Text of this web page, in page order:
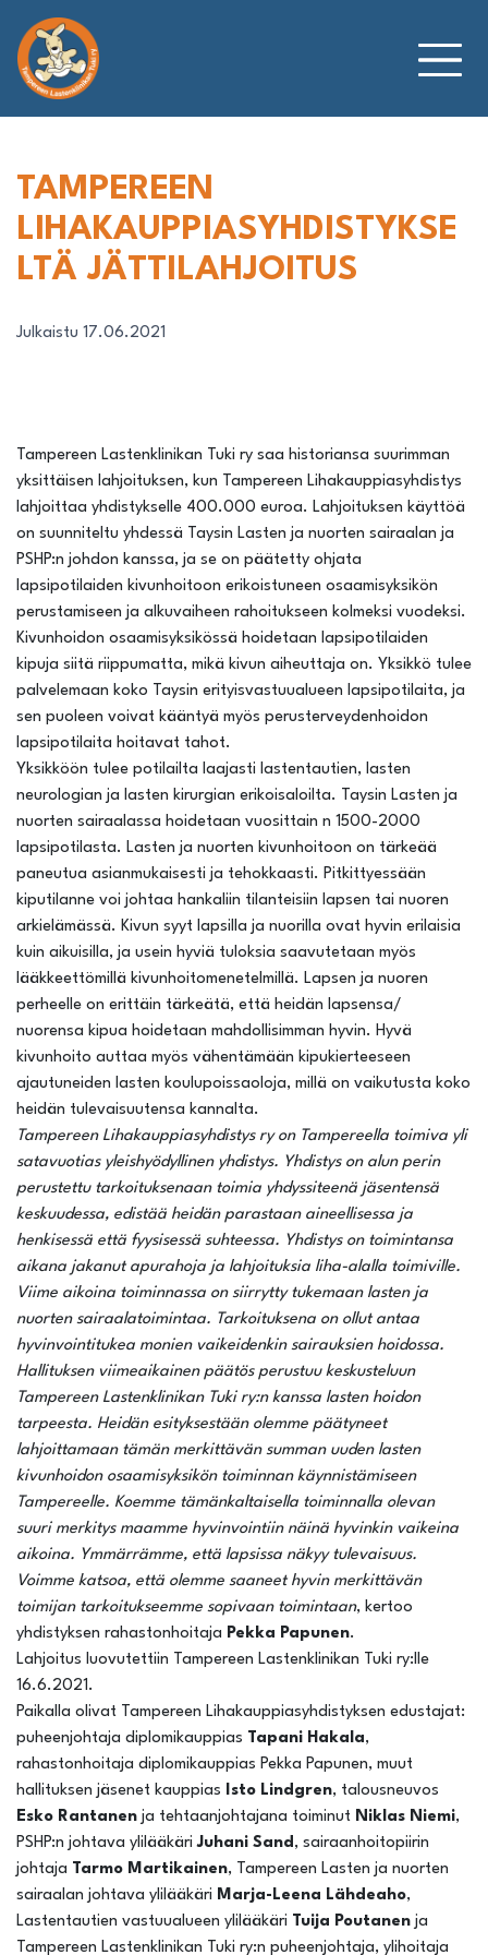
sisältöön
TAMPEREEN
LIHAKAUPPIASYHDISTYKSE
LTÄ JÄTTILAHJOITUS
Julkaistu 17.06.2021
Tampereen Lastenklinikan Tuki ry saa historiansa suurimman
yksittäisen lahjoituksen, kun Tampereen Lihakauppiasyhdistys
lahjoittaa yhdistykselle 400.000 euroa. Lahjoituksen käyttöä
on suunniteltu yhdessä Taysin Lasten ja nuorten sairaalan ja
PSHP:n johdon kanssa, ja se on päätetty ohjata
lapsipotilaiden kivunhoitoon erikoistuneen osaamisyksikön
perustamiseen ja alkuvaiheen rahoitukseen kolmeksi vuodeksi.
Kivunhoidon osaamisyksikössä hoidetaan lapsipotilaiden
kipuja siitä riippumatta, mikä kivun aiheuttaja on. Yksikkö tulee
palvelemaan koko Taysin erityisvastuualueen lapsipotilaita, ja
sen puoleen voivat kääntyä myös perusterveydenhoidon
lapsipotilaita hoitavat tahot.
Yksikköön tulee potilailta laajasti lastentautien, lasten
neurologian ja lasten kirurgian erikoisaloilta. Taysin Lasten ja
nuorten sairaalassa hoidetaan vuosittain n 1500-2000
lapsipotilasta. Lasten ja nuorten kivunhoitoon on tärkeää
paneutua asianmukaisesti ja tehokkaasti. Pitkittyessään
kiputilanne voi johtaa hankaliin tilanteisiin lapsen tai nuoren
arkielämässä. Kivun syyt lapsilla ja nuorilla ovat hyvin erilaisia
kuin aikuisilla, ja usein hyviä tuloksia saavutetaan myös
lääkkeettömillä kivunhoitomenetelmillä. Lapsen ja nuoren
perheelle on erittäin tärkeätä, että heidän lapsensa/
nuorensa kipua hoidetaan mahdollisimman hyvin. Hyvä
kivunhoito auttaa myös vähentämään kipukierteeseen
ajautuneiden lasten koulupoissaoloja, millä on vaikutusta koko
heidän tulevaisuutensa kannalta.
Tampereen Lihakauppiasyhdistys ry on Tampereella toimiva yli
satavuotias yleishyödyllinen yhdistys. Yhdistys on alun perin
perustettu tarkoituksenaan toimia yhdyssiteenä jäsentensä
keskuudessa, edistää heidän parastaan aineellisessa ja
henkisessä että fyysisessä suhteessa. Yhdistys on toimintansa
aikana jakanut apurahoja ja lahjoituksia liha-alalla toimiville.
Viime aikoina toiminnassa on siirrytty tukemaan lasten ja
nuorten sairaalatoimintaa. Tarkoituksena on ollut antaa
hyvinvointitukea monien vaikeidenkin sairauksien hoidossa.
Hallituksen viimeaikainen päätös perustuu keskusteluun
Tampereen Lastenklinikan Tuki ry:n kanssa lasten hoidon
tarpeesta. Heidän esityksestään olemme päätyneet
lahjoittamaan tämän merkittävän summan uuden lasten
kivunhoidon osaamisyksikön toiminnan käynnistämiseen
Tampereelle. Koemme tämänkaltaisella toiminnalla olevan
suuri merkitys maamme hyvinvointiin näinä hyvinkin vaikeina
aikoina. Ymmärrämme, että lapsissa näkyy tulevaisuus.
Voimme katsoa, että olemme saaneet hyvin merkittävän
toimijan tarkoitukseemme sopivaan toimintaan, kertoo
yhdistyksen rahastonhoitaja Pekka Papunen.
Lahjoitus luovutettiin Tampereen Lastenklinikan Tuki ry:lle
16.6.2021.
Paikalla olivat Tampereen Lihakauppiasyhdistyksen edustajat:
puheenjohtaja diplomikauppias Tapani Hakala,
rahastonhoitaja diplomikauppias Pekka Papunen, muut
hallituksen jäsenet kauppias Isto Lindgren, talousneuvos
Esko Rantanen ja tehtaanjohtajana toiminut Niklas Niemi,
PSHP:n johtava ylilääkäriJuhani Sand, sairaanhoitopiirin
johtaja Tarmo Martikainen, Tampereen Lasten ja nuorten
sairaalan johtava ylilääkäri Marja-Leena Lähdeaho,
Lastentautien vastuualueen ylilääkäri Tuija Poutanen ja
Tampereen Lastenklinikan Tuki ry:n puheenjohtaja, ylihoitaja